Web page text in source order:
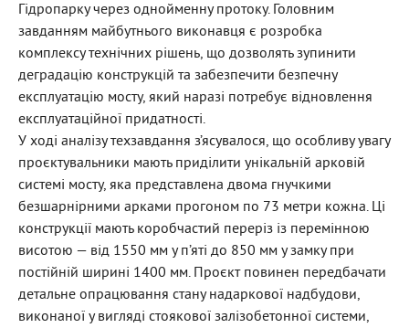
Гідропарку через однойменну протоку. Головним
завданням майбутнього виконавця є розробка
комплексу технічних рішень, що дозволять зупинити
деградацію конструкцій та забезпечити безпечну
експлуатацію мосту, який наразі потребує відновлення
експлуатаційної придатності.
У ході аналізу техзавдання з’ясувалося, що особливу увагу
проєктувальники мають приділити унікальній арковій
системі мосту, яка представлена двома гнучкими
безшарнірними арками прогоном по 73 метри кожна. Ці
конструкції мають коробчастий переріз із перемінною
висотою — від 1550 мм у п’яті до 850 мм у замку при
постійній ширині 1400 мм. Проєкт повинен передбачати
детальне опрацювання стану надаркової надбудови,
виконаної у вигляді стоякової залізобетонної системи,